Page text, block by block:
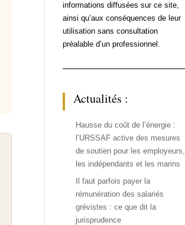
informations diffusées sur ce site,
ainsi qu’aux conséquences de leur
utilisation sans consultation
préalable d’un professionnel.
Actualités :
Hausse du coût de l’énergie :
l’URSSAF active des mesures
de soutien pour les employeurs,
les indépendants et les marins
Il faut parfois payer la
rémunération des salariés
grévistes : ce que dit la
jurisprudence